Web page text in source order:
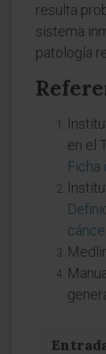
resulta
sistema
patología
en el
Ficha